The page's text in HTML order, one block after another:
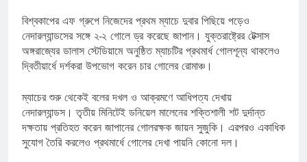
বিশ্বকাপের এফ গ্রুপে নিজেদের প্রথম ম্যাচে দুবার পিছিয়ে পড়েও
নেদারল্যান্ডসের সঙ্গে ২-২ গোলে ড্র করেছে জাপান। যুক্তরাষ্ট্রের টেক্সাস
অঙ্গরাজ্যের ডালাস স্টেডিয়ামে অনুষ্ঠিত ম্যাচটির প্রথমার্ধ গোলশূন্য থাকলেও
দ্বিতীয়ার্ধে দর্শকরা উপভোগ করেন চার গোলের রোমাঞ্চ।
ম্যাচের শুরু থেকেই বলের দখল ও আক্রমণে আধিপত্য দেখায়
নেদারল্যান্ডস। তৃতীয় মিনিটেই ডনিয়েল মালেনের শক্তিশালী শট দুর্দান্ত
দক্ষতায় প্রতিহত করেন জাপানের গোলরক্ষক জায়ন সুজুকি। এরপরও একাধিক
সুযোগ তৈরি করলেও প্রথমার্ধে গোলের দেখা পায়নি কোনো দল।